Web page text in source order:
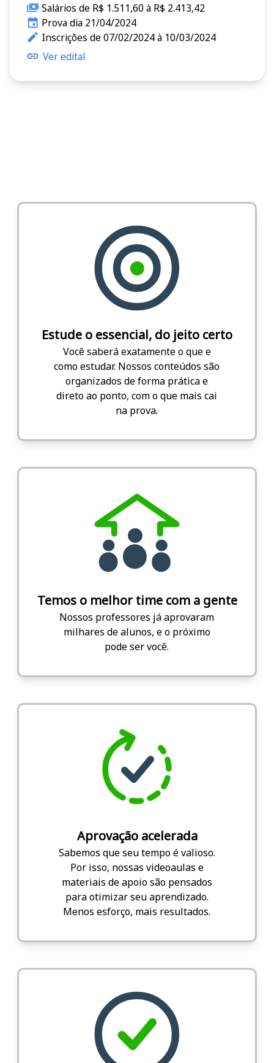
Salários de R$ 1.511,60 à R$ 2.413,42
Prova dia 21/04/2024
Inscrições de 07/02/2024 à 10/03/2024
Ver edital
Estude o essencial, do jeito certo
Você saberá exatamente o que e
como estudar. Nossos conteúdos são
organizados de forma prática e
direto ao ponto, com o que mais cai
na prova.
Temos o melhor time com a gente
Nossos professores já aprovaram
milhares de alunos, e o próximo
pode ser você.
Aprovação acelerada
Sabemos que seu tempo é valioso.
Por isso, nossas videoaulas e
materiais de apoio são pensados
para otimizar seu aprendizado.
Menos esforço, mais resultados.